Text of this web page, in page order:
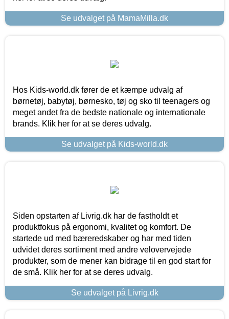
Se udvalget på MamaMilla.dk
Hos Kids-world.dk fører de et kæmpe udvalg af
børnetøj, babytøj, børnesko, tøj og sko til teenagers og
meget andet fra de bedste nationale og internationale
brands. Klik her for at se deres udvalg.
Se udvalget på Kids-world.dk
Siden opstarten af Livrig.dk har de fastholdt et
produktfokus på ergonomi, kvalitet og komfort. De
startede ud med bæreredskaber og har med tiden
udvidet deres sortiment med andre velovervejede
produkter, som de mener kan bidrage til en god start for
de små. Klik her for at se deres udvalg.
Se udvalget på Livrig.dk